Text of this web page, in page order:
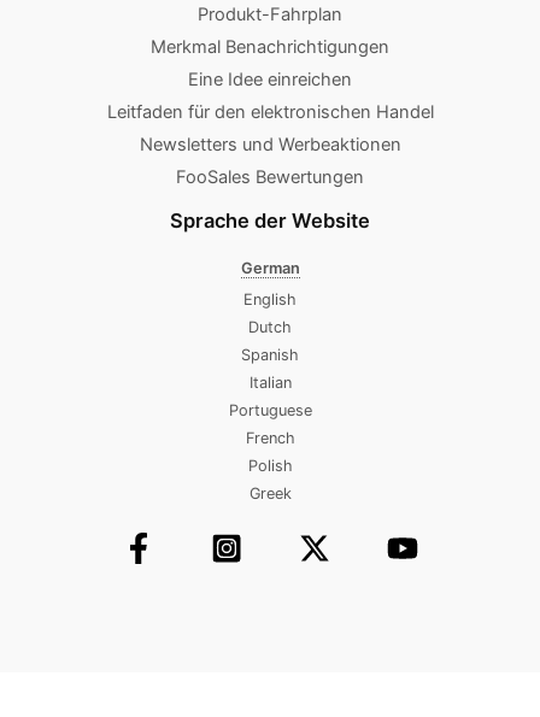
Produkt-Fahrplan
Merkmal Benachrichtigungen
Eine Idee einreichen
Leitfaden für den elektronischen Handel
Newsletters und Werbeaktionen
FooSales Bewertungen
Sprache der Website
German
English
Dutch
Spanish
Italian
Portuguese
French
Polish
Greek